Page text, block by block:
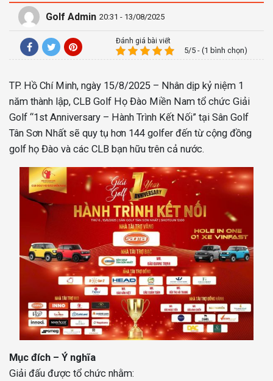
Golf Admin 20:31 - 13/08/2025
Đánh giá bài viết
5/5 - (1 bình chọn)
TP. Hồ Chí Minh, ngày 15/8/2025 – Nhân dịp kỷ niệm 1
năm thành lập, CLB Golf Họ Đào Miền Nam tổ chức Giải
Golf “1st Anniversary – Hành Trình Kết Nối” tại Sân Golf
Tân Sơn Nhất sẽ quy tụ hơn 144 golfer đến từ cộng đồng
golf họ Đào và các CLB bạn hữu trên cả nước.
Mục đích – Ý nghĩa
Giải đấu được tổ chức nhằm: